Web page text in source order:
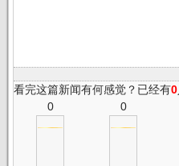
看完这篇新闻有何感觉？已经有0
0
0